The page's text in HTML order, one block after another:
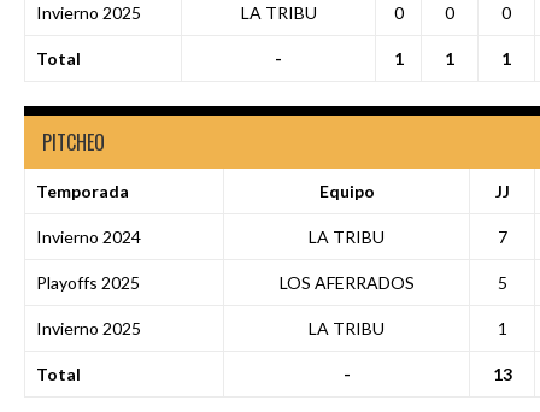
Invierno 2025 LA TRIBU 0 0 0
Total - 1 1 1
PITCHEO
Temporada Equipo JJ
Invierno 2024 LA TRIBU 7
Playoffs 2025 LOS AFERRADOS 5
Invierno 2025 LA TRIBU 1
Total - 13